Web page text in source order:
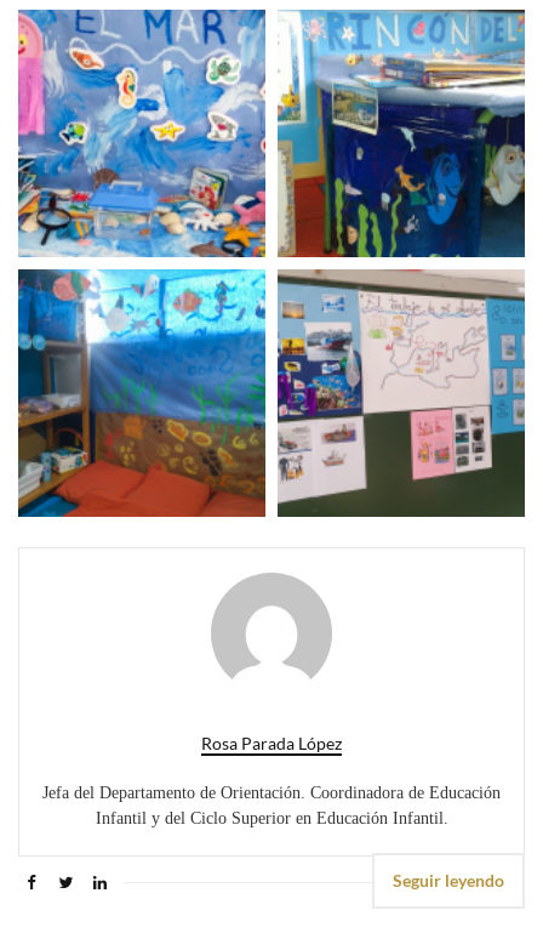
Rosa Parada López
Jefa del Departamento de Orientación. Coordinadora de Educación
Infantil y del Ciclo Superior en Educación Infantil.
Seguir leyendo